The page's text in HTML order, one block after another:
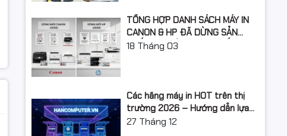
TỔNG HỢP DANH SÁCH MÁY IN
CANON & HP ĐÃ DỪNG SẢN
XUẤT: LỘ TRÌNH NÂNG CẤP 2026
18 Tháng 03
Các hãng máy in HOT trên thị
trường 2026 – Hướng dẫn lựa
chọn và so sánh chi tiết
27 Tháng 12